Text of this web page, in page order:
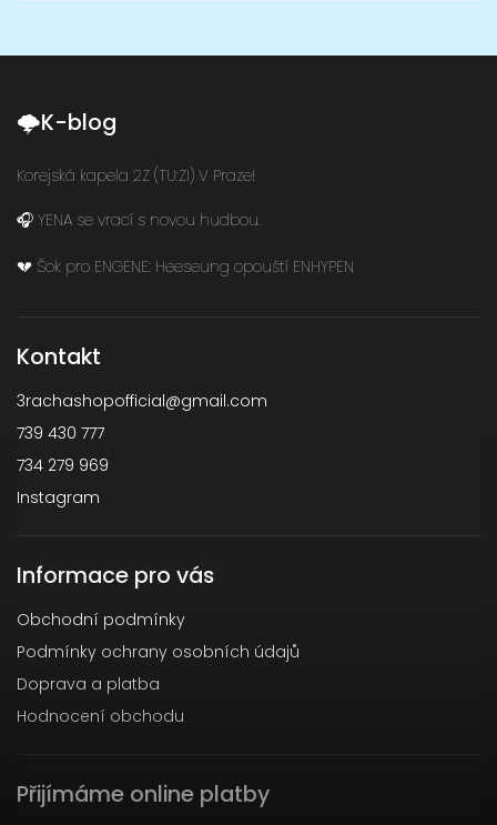
🌩K-blog
Korejská kapela 2Z (TU:ZI) V Praze!
🎧 YENA se vrací s novou hudbou.
💔 Šok pro ENGENE: Heeseung opouští ENHYPEN
Kontakt
3rachashopofficial@gmail.com
739 430 777
734 279 969
Instagram
Informace pro vás
Obchodní podmínky
Podmínky ochrany osobních údajů
Doprava a platba
Hodnocení obchodu
Přijímáme online platby